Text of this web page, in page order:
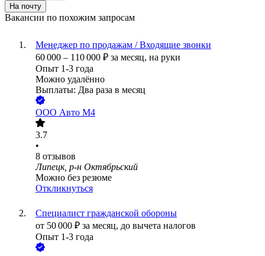
На почту
Вакансии по похожим запросам
Менеджер по продажам / Входящие звонки
60 000 – 110 000 ₽ за месяц, на руки
Опыт 1-3 года
Можно удалённо
Выплаты: Два раза в месяц
ООО Авто М4
3.7
•
8 отзывов
Липецк, р-н Октябрьский
Можно без резюме
Откликнуться
Специалист гражданской обороны
от 50 000 ₽ за месяц, до вычета налогов
Опыт 1-3 года